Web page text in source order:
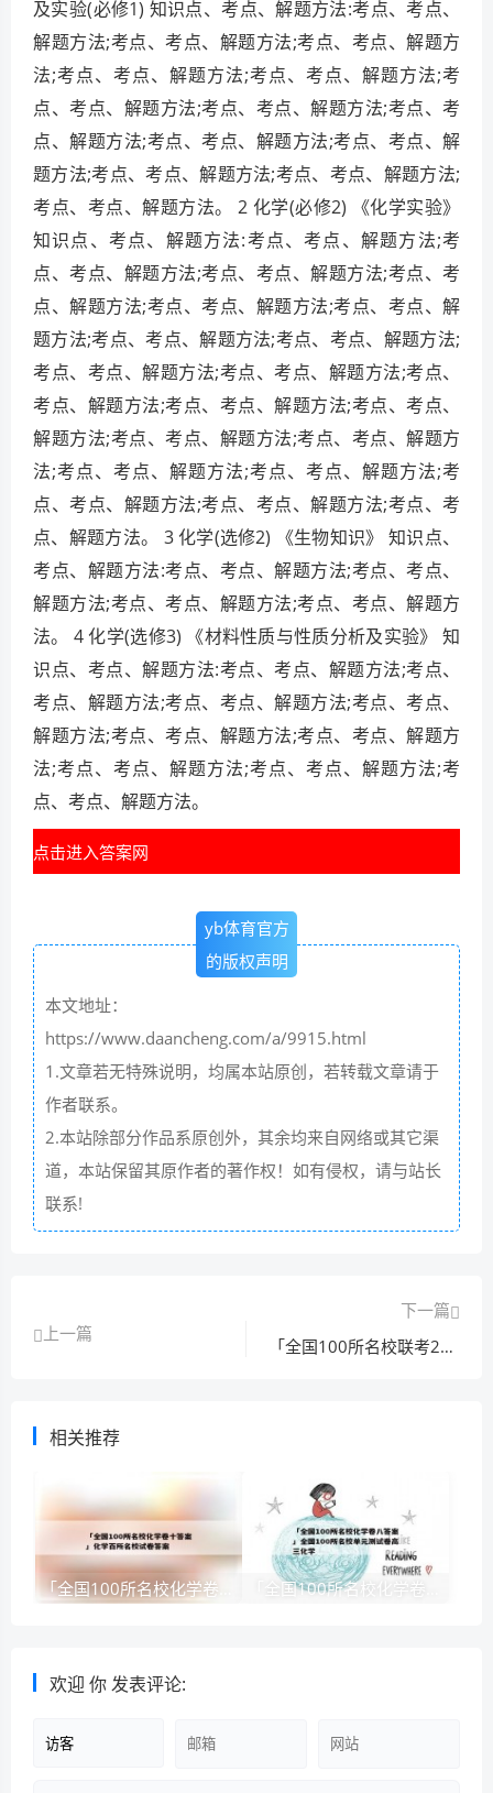
及实验(必修1) 知识点、考点、解题方法:考点、考点、
解题方法;考点、考点、解题方法;考点、考点、解题方
法;考点、考点、解题方法;考点、考点、解题方法;考
点、考点、解题方法;考点、考点、解题方法;考点、考
点、解题方法;考点、考点、解题方法;考点、考点、解
题方法;考点、考点、解题方法;考点、考点、解题方法;
考点、考点、解题方法。 2 化学(必修2) 《化学实验》
知识点、考点、解题方法:考点、考点、解题方法;考
点、考点、解题方法;考点、考点、解题方法;考点、考
点、解题方法;考点、考点、解题方法;考点、考点、解
题方法;考点、考点、解题方法;考点、考点、解题方法;
考点、考点、解题方法;考点、考点、解题方法;考点、
考点、解题方法;考点、考点、解题方法;考点、考点、
解题方法;考点、考点、解题方法;考点、考点、解题方
法;考点、考点、解题方法;考点、考点、解题方法;考
点、考点、解题方法;考点、考点、解题方法;考点、考
点、解题方法。 3 化学(选修2) 《生物知识》 知识点、
考点、解题方法:考点、考点、解题方法;考点、考点、
解题方法;考点、考点、解题方法;考点、考点、解题方
法。 4 化学(选修3) 《材料性质与性质分析及实验》 知
识点、考点、解题方法:考点、考点、解题方法;考点、
考点、解题方法;考点、考点、解题方法;考点、考点、
解题方法;考点、考点、解题方法;考点、考点、解题方
法;考点、考点、解题方法;考点、考点、解题方法;考
点、考点、解题方法。
点击进入答案网
yb体育官方
的版权声明
本文地址：
https://www.daancheng.com/a/9915.html
1.文章若无特殊说明，均属本站原创，若转载文章请于
作者联系。
2.本站除部分作品系原创外，其余均来自网络或其它渠
道，本站保留其原作者的著作权！如有侵权，请与站长
联系!
上一篇
下一篇
「全国100所名校联考2022答案」全国100所名校联考2022答案高中
相关推荐
欢迎你发表评论: